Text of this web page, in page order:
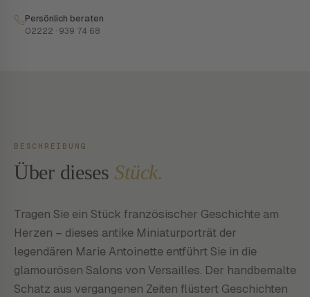
Persönlich beraten
02222 · 939 74 68
BESCHREIBUNG
Über dieses Stück.
Tragen Sie ein Stück französischer Geschichte am
Herzen – dieses antike Miniaturporträt der
legendären Marie Antoinette entführt Sie in die
glamourösen Salons von Versailles. Der handbemalte
Schatz aus vergangenen Zeiten flüstert Geschichten